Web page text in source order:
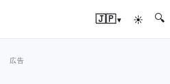
🇯🇵▾ ☀ 🔍